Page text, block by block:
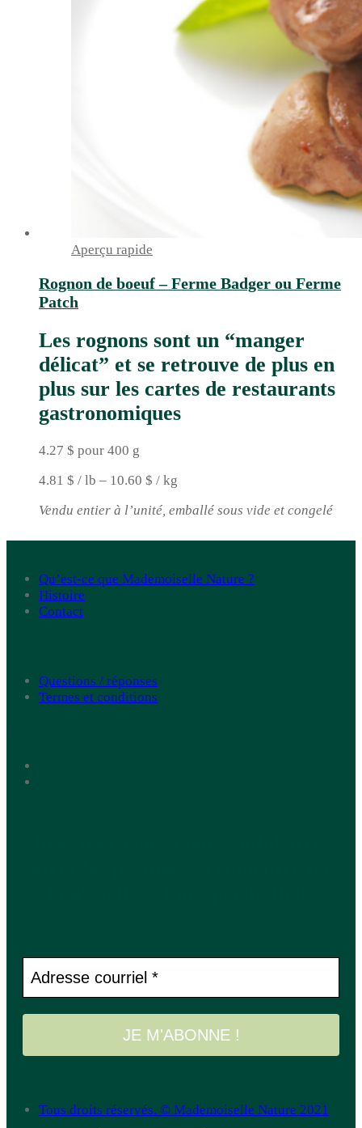
Aperçu rapide
Rognon de boeuf – Ferme Badger ou Ferme
Patch
Les rognons sont un “manger
délicat” et se retrouve de plus en
plus sur les cartes de restaurants
gastronomiques
4.27 $ pour 400 g
4.81 $ / lb – 10.60 $ / kg
Vendu entier à l’unité, emballé sous vide et congelé
Qu’est-ce que Mademoiselle Nature ?
Histoire
Contact
Questions / réponses
Termes et conditions
Tous droits réservés. © Mademoiselle Nature 2021